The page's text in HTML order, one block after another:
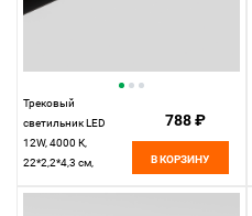
Трековый
светильник LED
12W, 4000 К,
22*2,2*4,3 см,
788 ₽
В КОРЗИНУ